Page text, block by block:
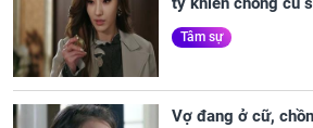
Tâm sự
Vợ đang ở cữ,